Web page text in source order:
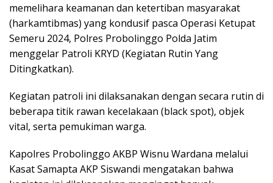
memelihara keamanan dan ketertiban masyarakat
(harkamtibmas) yang kondusif pasca Operasi Ketupat
Semeru 2024, Polres Probolinggo Polda Jatim
menggelar Patroli KRYD (Kegiatan Rutin Yang
Ditingkatkan).
Kegiatan patroli ini dilaksanakan dengan secara rutin di
beberapa titik rawan kecelakaan (black spot), objek
vital, serta pemukiman warga.
Kapolres Probolinggo AKBP Wisnu Wardana melalui
Kasat Samapta AKP Siswandi mengatakan bahwa